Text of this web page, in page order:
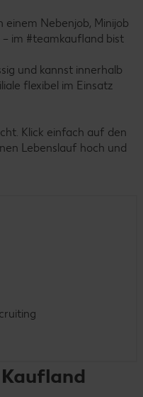
Nebenjob, Minijob
im #teamkaufland bist
und kannst innerhalb
flexibel im Einsatz
Klick einfach auf den
Lebenslauf hoch und